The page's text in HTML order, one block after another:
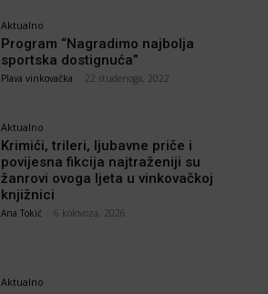
Aktualno
Program “Nagradimo najbolja
sportska dostignuća”
Plava vinkovačka 22 studenoga, 2022
Aktualno
Krimići, trileri, ljubavne priče i
povijesna fikcija najtraženiji su
žanrovi ovoga ljeta u vinkovačkoj
knjižnici
Ana Tokić 6 kolovoza, 2026
Aktualno